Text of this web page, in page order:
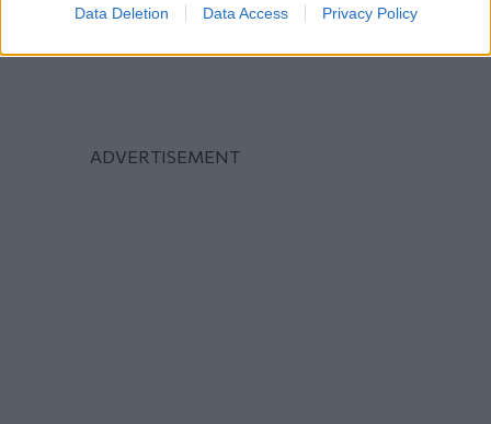
Data Deletion Data Access Privacy Policy